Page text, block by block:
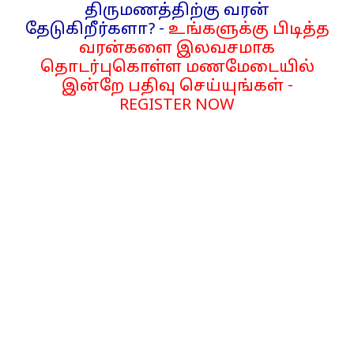
திருமணத்திற்கு வரன்
தேடுகிறீர்களா? - உங்களுக்கு பிடித்த
வரன்களை இலவசமாக
தொடர்புகொள்ள மணமேடையில்
இன்றே பதிவு செய்யுங்கள் -
REGISTER NOW